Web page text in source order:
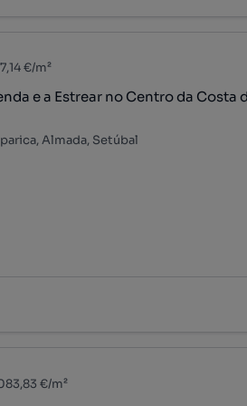
€/m²
e a Estrear no Centro da Costa
Almada, Setúbal
€/m²